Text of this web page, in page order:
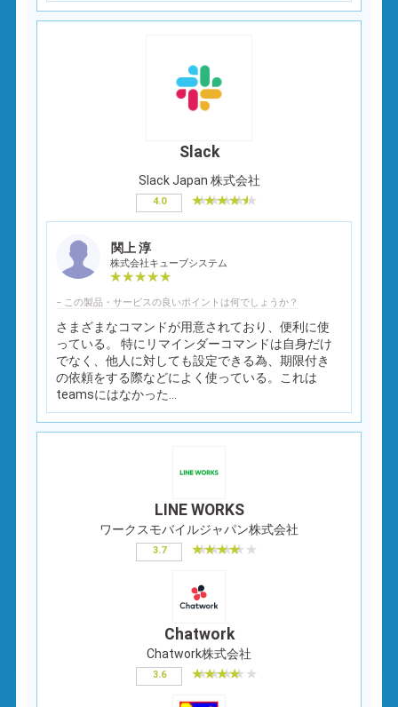
Slack
Slack Japan 株式会社
4.0
関上 淳
株式会社キューブシステム
− この製品・サービスの良いポイントは何でしょうか？
さまざまなコマンドが用意されており、便利に使
っている。 特にリマインダーコマンドは自身だけ
でなく、他人に対しても設定できる為、期限付き
の依頼をする際などによく使っている。これは
teamsにはなかった...
LINE WORKS
ワークスモバイルジャパン株式会社
3.7
Chatwork
Chatwork株式会社
3.6